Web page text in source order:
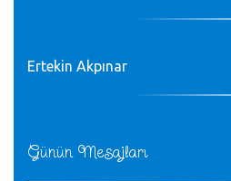
Günün Mesajları
Ertekin Akpınar